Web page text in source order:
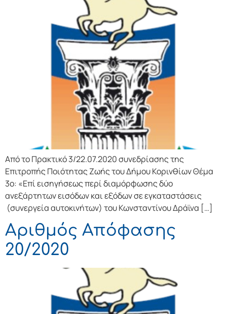
Από το Πρακτικό 3/22.07.2020 συνεδρίασης της
Επιτροπής Ποιότητας Ζωής του Δήμου Κορινθίων Θέμα
3ο: «Επί εισηγήσεως περί διαμόρφωσης δύο
ανεξάρτητων εισόδων και εξόδων σε εγκαταστάσεις
(συνεργεία αυτοκινήτων) του Κωνσταντίνου Δράϊνα […]
Αριθμός Απόφασης
20/2020